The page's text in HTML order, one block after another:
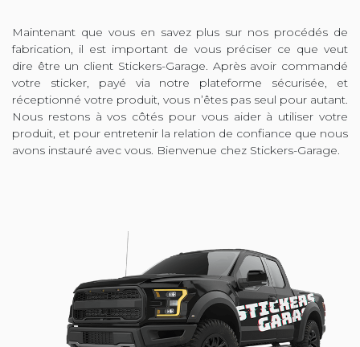
Maintenant que vous en savez plus sur nos procédés de
fabrication, il est important de vous préciser ce que veut
dire être un client Stickers-Garage. Après avoir commandé
votre sticker, payé via notre plateforme sécurisée, et
réceptionné votre produit, vous n’êtes pas seul pour autant.
Nous restons à vos côtés pour vous aider à utiliser votre
produit, et pour entretenir la relation de confiance que nous
avons instauré avec vous. Bienvenue chez Stickers-Garage.